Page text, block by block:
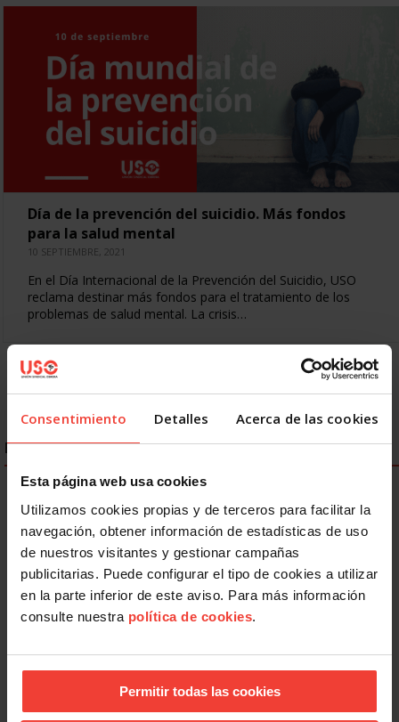
Consentimiento Detalles Acerca de las cookies
Esta página web usa cookies
Utilizamos cookies propias y de terceros para facilitar la
navegación, obtener información de estadísticas de uso
de nuestros visitantes y gestionar campañas
publicitarias. Puede configurar el tipo de cookies a utilizar
en la parte inferior de este aviso. Para más información
consulte nuestra política de cookies.
Permitir todas las cookies
Día de la prevención del suicidio. Más fondos
para la salud mental
10 SEPTIEMBRE, 2021
En el Día Internacional de la Prevención del Suicidio, USO
reclama destinar más fondos para el tratamiento de los
problemas de salud mental. La crisis…
ENLACES DESTACADOS